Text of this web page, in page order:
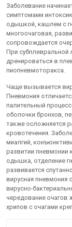
Заболевание
симптомами
одышкой, кашлем с
многоочаговая,
сопровождается
При субплевральной
дренироваться в
пиопневмоторакса.
Чаще вызывается
Пневмония
палительный
обо­лочки бронхов,
также осложняется
кровотечения.
миалгий,
развитии пневмонии
одышка, отделение
развивается
вирусная пневмония
вирусно-
чередование очагов
хрипов с очагами